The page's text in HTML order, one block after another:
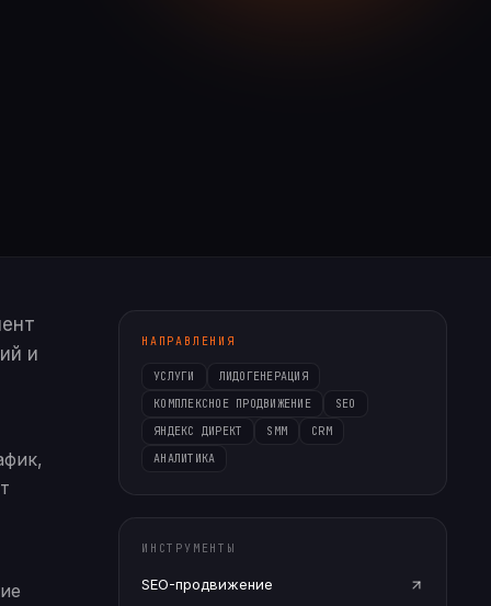
и
НАПРАВЛЕНИЯ
УСЛУГИ
ЛИДОГЕНЕРАЦИЯ
КОМПЛЕКСНОЕ ПРОДВИЖЕНИЕ
SEO
ЯНДЕКС ДИРЕКТ
SMM
CRM
АНАЛИТИКА
ИНСТРУМЕНТЫ
SEO-продвижение